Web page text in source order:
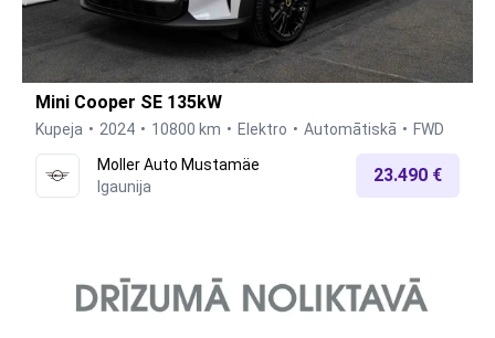
Mini Cooper SE 135kW
Kupeja 2024 10800 km Elektro Automātiskā
FWD
Moller Auto Mustamäe
Igaunija
23.490 €